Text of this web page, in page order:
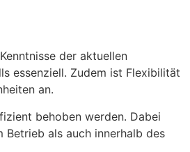
der aktuellen
essenziell. Zudem ist Flexibilität
an.
behoben werden. Dabei
als auch innerhalb des